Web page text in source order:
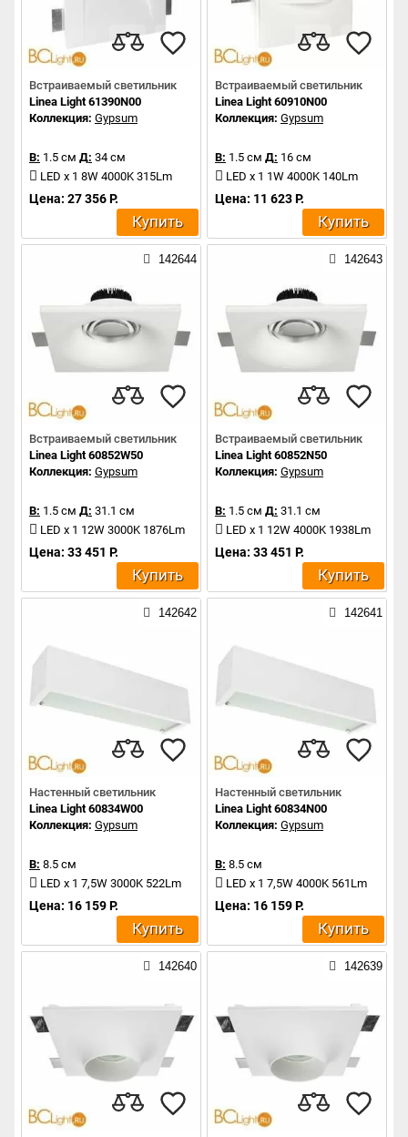
Встраиваемый светильник
Linea Light 61390N00
Коллекция: Gypsum
В: 1.5 см Д: 34 см
LED x 1 8W 4000K 315Lm
Цена: 27 356 Р.
Купить
Встраиваемый светильник
Linea Light 60910N00
Коллекция: Gypsum
В: 1.5 см Д: 16 см
LED x 1 1W 4000K 140Lm
Цена: 11 623 Р.
Купить
142644
Встраиваемый светильник
Linea Light 60852W50
Коллекция: Gypsum
В: 1.5 см Д: 31.1 см
LED x 1 12W 3000K 1876Lm
Цена: 33 451 Р.
Купить
142643
Встраиваемый светильник
Linea Light 60852N50
Коллекция: Gypsum
В: 1.5 см Д: 31.1 см
LED x 1 12W 4000K 1938Lm
Цена: 33 451 Р.
Купить
142642
Настенный светильник
Linea Light 60834W00
Коллекция: Gypsum
В: 8.5 см
LED x 1 7,5W 3000K 522Lm
Цена: 16 159 Р.
Купить
142641
Настенный светильник
Linea Light 60834N00
Коллекция: Gypsum
В: 8.5 см
LED x 1 7,5W 4000K 561Lm
Цена: 16 159 Р.
Купить
142640 142639